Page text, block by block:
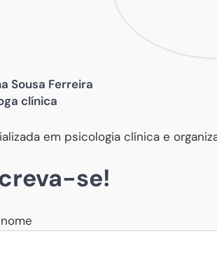
Sousa Ferreira
clínica
em psicologia clínica e
se!